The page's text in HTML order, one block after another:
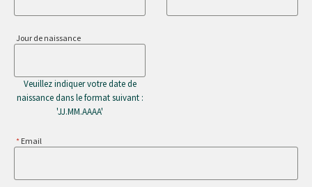
Jour de naissance
Veuillez indiquer votre date de
naissance dans le format suivant :
'JJ.MM.AAAA'
Email